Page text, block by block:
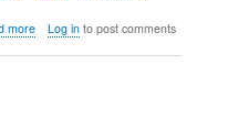
moreabout
Log into post comments